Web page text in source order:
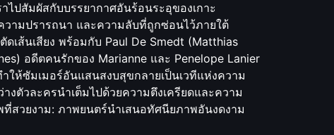
ไปสัมผัสกับบรรยากาศอันร้อนระอุของเกาะ
วามปรารถนา และความลับที่ถูกซ่อนไว้ภายใต้
เส้นเสียง พร้อมกับ Paul De Smedt (Matthias
อดีตคนรักของ Marianne และ Penelope Lanier
ให้ซัมเมอร์อันแสนสงบสุขกลายเป็นเวทีแห่งความ
ตัวละครนำเต็มไปด้วยความตึงเครียดและความ
ที่สวยงาม: ภาพยนตร์นำเสนอทัศนียภาพอันงดงาม